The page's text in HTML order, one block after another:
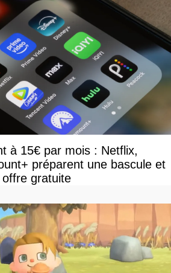
à 15€ par mois : Netflix,
préparent une bascule et
gratuite